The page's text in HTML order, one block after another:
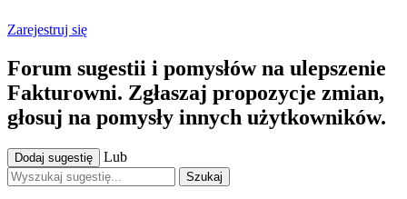
Zarejestruj się
Forum sugestii i pomysłów na ulepszenie
Fakturowni. Zgłaszaj propozycje zmian,
głosuj na pomysły innych użytkowników.
Dodaj sugestię Lub
Szukaj